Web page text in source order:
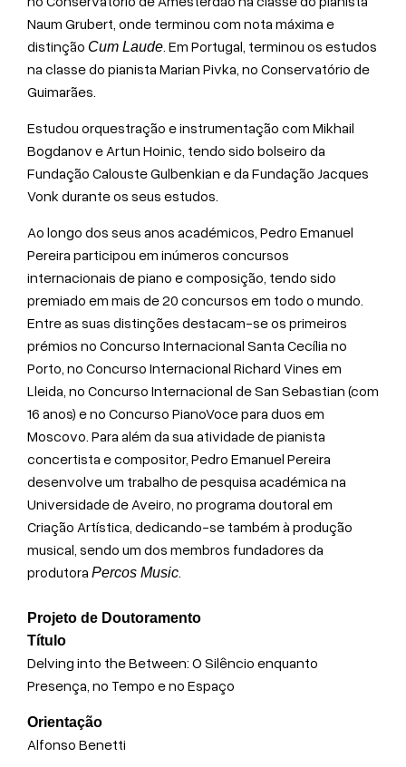
Naum Grubert, onde terminou com nota máxima e
distinção Cum Laude. Em Portugal, terminou os estudos
na classe do pianista Marian Pivka, no Conservatório de
Guimarães.
Estudou orquestração e instrumentação com Mikhail
Bogdanov e Artun Hoinic, tendo sido bolseiro da
Fundação Calouste Gulbenkian e da Fundação Jacques
Vonk durante os seus estudos.
Ao longo dos seus anos académicos, Pedro Emanuel
Pereira participou em inúmeros concursos
internacionais de piano e composição, tendo sido
premiado em mais de 20 concursos em todo o mundo.
Entre as suas distinções destacam-se os primeiros
prémios no Concurso Internacional Santa Cecília no
Porto, no Concurso Internacional Richard Vines em
Lleida, no Concurso Internacional de San Sebastian (com
16 anos) e no Concurso PianoVoce para duos em
Moscovo. Para além da sua atividade de pianista
concertista e compositor, Pedro Emanuel Pereira
desenvolve um trabalho de pesquisa académica na
Universidade de Aveiro, no programa doutoral em
Criação Artística, dedicando-se também à produção
musical, sendo um dos membros fundadores da
produtora Percos Music.
Projeto de Doutoramento
Título
Delving into the Between: O Silêncio enquanto
Presença, no Tempo e no Espaço
Orientação
Alfonso Benetti